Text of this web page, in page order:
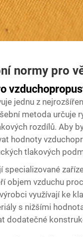
normy pro
jednu z
metoda určuje
rozdílů. Aby
hodnoty
tlakových
objem vzduchu
využívají ke
s nižšími
dodatečné